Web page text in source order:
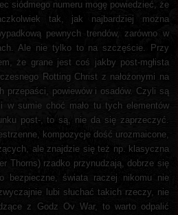
siódmego numeru mogę powiedzieć, że
tak, jak najbardziej można
pewnych trendów, zarówno w
Ale nie tylko to na szczęście. Przy
że grane jest coś jakby post-mgłista
Rotting Christ z nałożonymi na
przepaści, powiewów i osadów. Czyli są
sumie choć mało tu tych elementów
post-, to są, nie da się zaprzeczyć.
kompozycje dość urozmaicone,
ale znajdzie się też np. klasyczna
Thorns) rzadko przynudzają, dobrze się
bezpieczne, świata raczej nikomu nie
lubi słuchać takich rzeczy, nie
z Godz Ov War, to warto odpalić